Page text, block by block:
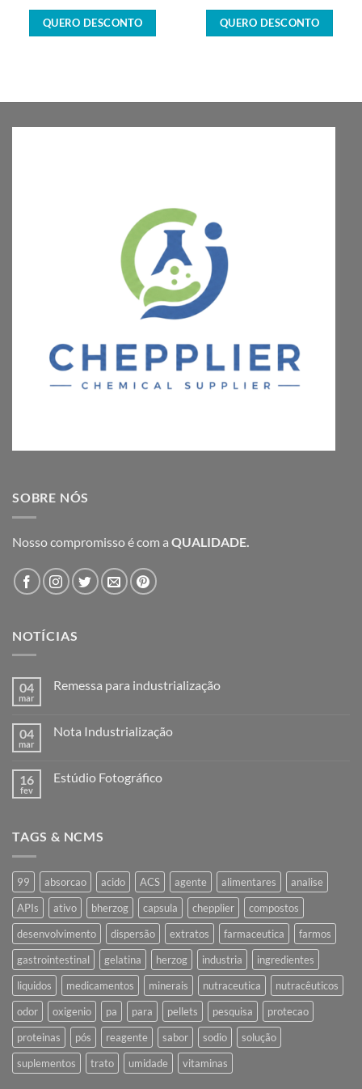
QUERO DESCONTO QUERO DESCONTO
SOBRE NÓS
Nosso compromisso é com a QUALIDADE.
NOTÍCIAS
04
mar
Remessa para industrialização
Remessa
04
mar
Nota Industrialização
Nota
16
fev
Estúdio Fotográfico
Fotográfico
TAGS & NCMS
99 absorcao acido ACS agente alimentares
analise
APIs
ativo bherzog capsula chepplier
compostos
desenvolvimento
dispersão extratos farmaceutica
farmos
gastrointestinal
gelatina herzog industria
ingredientes
liquidos
medicamentos minerais nutraceutica
nutracêuticos
odor
oxigenio pa para pellets pesquisa
protecao
proteinas
pós reagente sabor sodio
solução
suplementos
trato umidade vitaminas